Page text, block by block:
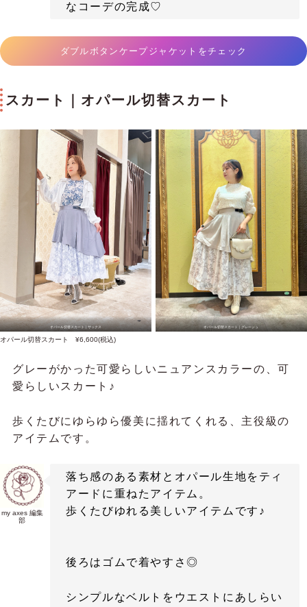
なコーデの完成♡
ダブルボタンケープジャケットをチェック
スカート｜オパール切替スカート
オパール切替スカート｜サックス オパール切替スカート｜グレージュ
オパール切替スカート ¥6,600(税込)
グレーがかった可愛らしいニュアンスカラーの、可
愛らしいスカート♪
歩くたびにゆらゆら優美に揺れてくれる、主役級の
アイテムです。
my axes 編集
部
落ち感のある素材とオパール生地をティ
アードに重ねたアイテム。
歩くたびゆれる美しいアイテムです♪
後ろはゴムで着やすさ◎
シンプルなベルトをウエストにあしらい